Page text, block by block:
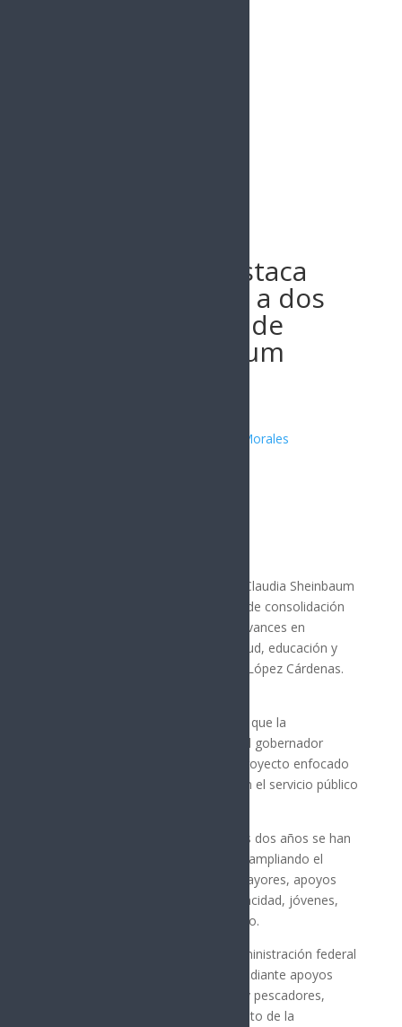
Celida López destaca
avances sociales a dos
años del triunfo de
Claudia Sheinbaum
Juan Antonio Pérez Morales
A dos años del triunfo electoral de Claudia Sheinbaum
Pardo, México atraviesa una etapa de consolidación
de la Cuarta Transformación, con avances en
bienestar social, infraestructura, salud, educación y
soberanía energética, según Celida López Cárdenas.
La secretaria de la Sagarhpa señaló que la
colaboración entre la presidenta y el gobernador
Alfonso Durazo ha fortalecido un proyecto enfocado
en la justicia social, la honestidad en el servicio público
López Cárdenas indicó que en estos dos años se han
fortalecido los programas sociales, ampliando el
acceso a pensiones para adultos mayores, apoyos
para mujeres, personas con discapacidad, jóvenes,
pescadores y productores del campo.
La funcionaria mencionó que la administración federal
impulsa la soberanía alimentaria mediante apoyos
directos a campesinos, ganaderos y pescadores,
tecnificación del riego, fortalecimiento de la